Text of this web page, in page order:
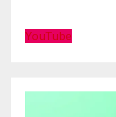
YouTube